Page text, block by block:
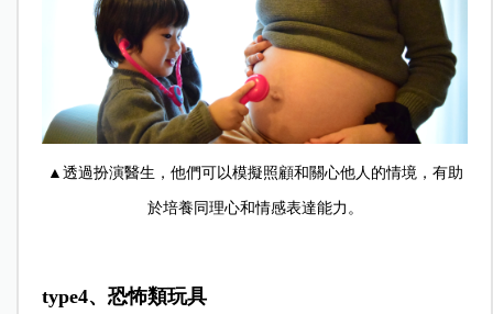
▲透過扮演醫生，他們可以模擬照顧和關心他人的情境，有助
於培養同理心和情感表達能力。
type4、恐怖類玩具